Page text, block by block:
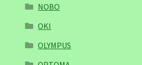
NOBO
OKI
OLYMPUS